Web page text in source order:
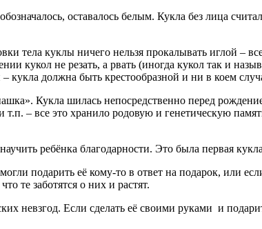
оставалось белым. Кукла без лица
тела куклы ничего нельзя прокалывать иглой –
кукол не резать, а рвать (иногда кукол так и
должна быть крестообразной и ни в коем
Кукла шилась непосредственно перед
т.п. – все это хранило родовую и генетическую
ребёнка благодарности. Это была первая
подарить её кому-то в ответ на подарок, или
те заботятся о них и растят.
невзгод. Если сделать её своими руками и